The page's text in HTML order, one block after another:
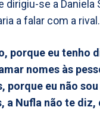
se a Daniela
a falar com a rival.
porque eu tenho
nomes às
porque eu não
a Nufla não te